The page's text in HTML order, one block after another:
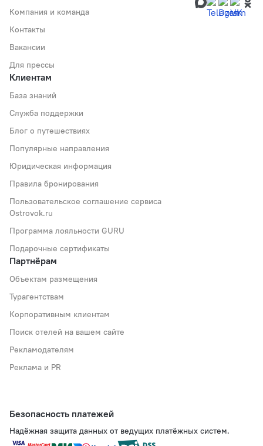
Компания и команда
Контакты
Вакансии
Для прессы
Клиентам
База знаний
Служба поддержки
Блог о путешествиях
Популярные направления
Юридическая информация
Правила бронирования
Пользовательское соглашение сервиса
Ostrovok.ru
Программа лояльности GURU
Подарочные сертификаты
Партнёрам
Объектам размещения
Турагентствам
Корпоративным клиентам
Поиск отелей на вашем сайте
Рекламодателям
Реклама и PR
Безопасность платежей
Надёжная защита данных от ведущих платёжных систем.